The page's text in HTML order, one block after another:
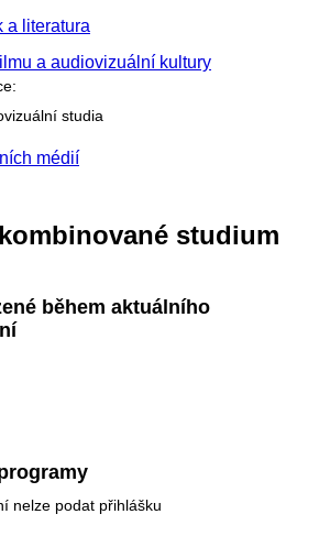
a literatura
a audiovizuální kultury
studia
médií
studium
během aktuálního
nelze podat přihlášku